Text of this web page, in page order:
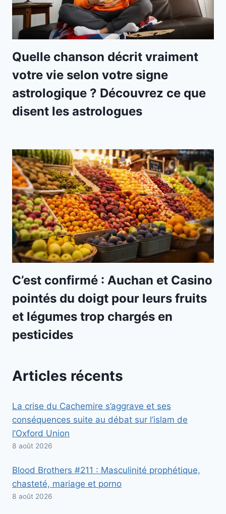
Quelle chanson décrit vraiment
votre vie selon votre signe
astrologique ? Découvrez ce que
disent les astrologues
C’est confirmé : Auchan et Casino
pointés du doigt pour leurs fruits
et légumes trop chargés en
pesticides
Articles récents
La crise du Cachemire s’aggrave et ses
conséquences suite au débat sur l’islam de
l’Oxford Union
8 août 2026
Blood Brothers #211 : Masculinité prophétique,
chasteté, mariage et porno
8 août 2026